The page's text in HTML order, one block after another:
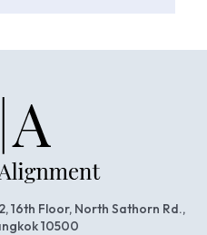
16th Floor, North Sathorn Rd.,
10500